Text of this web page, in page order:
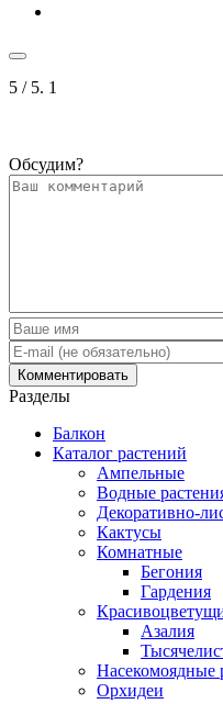
5 / 5. 1
Обсудим?
Разделы
Балкон
Каталог растений
Ампельные
Водные
Декоративно-
Кактусы
Комнатные
Бегония
Гардения
Азалия
Насекомоядные
Орхидеи